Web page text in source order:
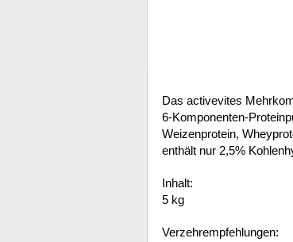
Das activevites
6-Komponenten-
Weizenprotein,
enthält nur 2,5%
Inhalt:
5 kg
Verzehrempfehlungen: